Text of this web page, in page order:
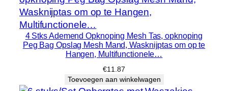
4 Stks Ademend Opknoping Mesh Tas, opknoping
Peg Bag Opslag Mesh Mand, Wasknijptas om op te
Hangen, Multifunctionele…
€11.87
Toevoegen aan winkelwagen